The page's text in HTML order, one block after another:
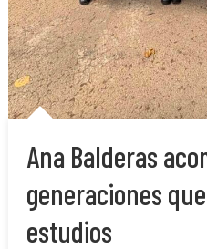
Ana Balderas
generaciones
estudios